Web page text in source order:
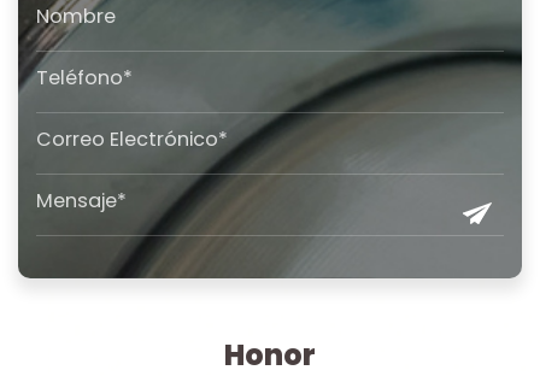
Honor